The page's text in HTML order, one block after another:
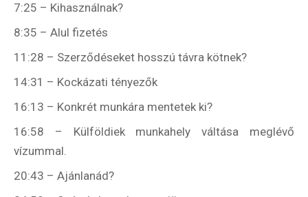
7:25 – Kihasználnak?
8:35 – Alul fizetés
11:28 – Szerződéseket hosszú távra kötnek?
14:31 – Kockázati tényezők
16:13 – Konkrét munkára mentetek ki?
16:58 – Külföldiek munkahely váltása meglévő
vízummal.
20:43 – Ajánlanád?